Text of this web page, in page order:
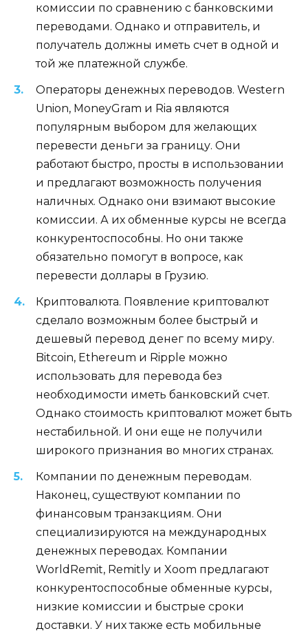
комиссии по сравнению с банковскими
переводами. Однако и отправитель, и
получатель должны иметь счет в одной и
той же платежной службе.
Операторы денежных переводов. Western
Union, MoneyGram и Ria являются
популярным выбором для желающих
перевести деньги за границу. Они
работают быстро, просты в использовании
и предлагают возможность получения
наличных. Однако они взимают высокие
комиссии. А их обменные курсы не всегда
конкурентоспособны. Но они также
обязательно помогут в вопросе, как
перевести доллары в Грузию.
Криптовалюта. Появление криптовалют
сделало возможным более быстрый и
дешевый перевод денег по всему миру.
Bitcoin, Ethereum и Ripple можно
использовать для перевода без
необходимости иметь банковский счет.
Однако стоимость криптовалют может быть
нестабильной. И они еще не получили
широкого признания во многих странах.
Компании по денежным переводам.
Наконец, существуют компании по
финансовым транзакциям. Они
специализируются на международных
денежных переводах. Компании
WorldRemit, Remitly и Xoom предлагают
конкурентоспособные обменные курсы,
низкие комиссии и быстрые сроки
доставки. У них также есть мобильные